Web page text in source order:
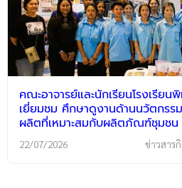
คณะอาจารย์และนักเรียนโรงเรีย
เยี่ยมชม ศึกษาดูงานด้านนวัตกรรม
ผลิตที่เหมาะสมกับผลิตภัณฑ์ชุมชน
22/07/2026 ข่าวสาร